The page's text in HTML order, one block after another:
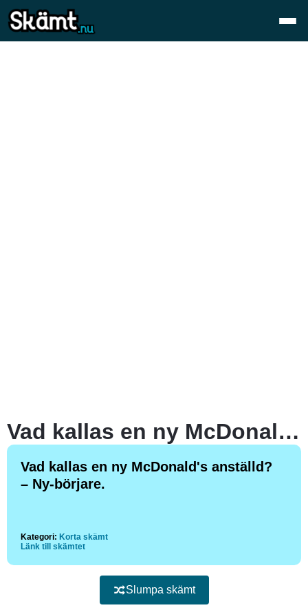
Vad kallas en ny McDonald’s anställd?
Vad kallas en ny McDonald's anställd?
– Ny-börjare.
Kategori: Korta skämt
Länk till skämtet
Slumpa skämt